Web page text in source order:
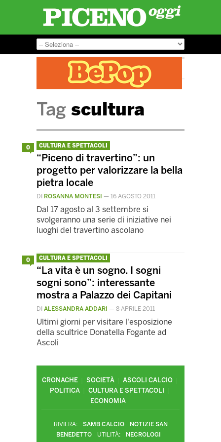
Tag scultura
0 CULTURA E SPETTACOLI
“Piceno di travertino”: un
progetto per valorizzare la bella
pietra locale
DI ROSANNA MONTESI — 16 AGOSTO 2011
Dal 17 agosto al 3 settembre si
svolgeranno una serie di iniziative nei
luoghi del travertino ascolano
0 CULTURA E SPETTACOLI
“La vita è un sogno. I sogni
sogni sono”: interessante
mostra a Palazzo dei Capitani
DI ALESSANDRA ADDARI — 8 APRILE 2011
Ultimi giorni per visitare l'esposizione
della scultrice Donatella Fogante ad
Ascoli
CRONACHE SOCIETÀ
ASCOLI CALCIO
POLITICA
CULTURA E SPETTACOLI
ECONOMIA
RIVIERA: SAMB CALCIO
NOTIZIE SAN
BENEDETTO
UTILITÀ:
NECROLOGI